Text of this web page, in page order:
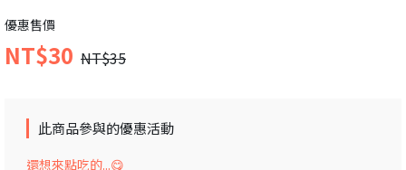
優惠售價
NT$30 NT$35
此商品參與的優惠活動
還想來點吃的...😋